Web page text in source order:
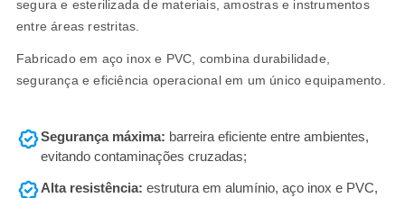
segura e esterilizada de materiais, amostras e instrumentos
entre áreas restritas.
Fabricado em aço inox e PVC, combina durabilidade,
segurança e eficiência operacional em um único equipamento.
Segurança máxima: barreira eficiente entre ambientes,
evitando contaminações cruzadas;
Alta resistência: estrutura em alumínio, aço inox e PVC,